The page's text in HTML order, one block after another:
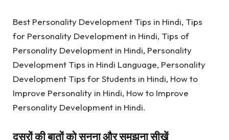
Best Personality Development Tips in Hindi, Tips
for Personality Development in Hindi, Tips of
Personality Development in Hindi, Personality
Development Tips in Hindi Language, Personality
Development Tips for Students in Hindi, How to
Improve Personality in Hindi, How to Improve
Personality Development in Hindi.
दूसरों की बातों को सुनना और समझना सीखें